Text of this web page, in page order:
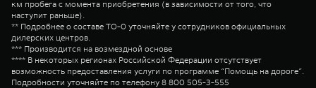
км пробега с момента приобретения (в зависимости от того, что
наступит раньше).
** Подробнее о составе ТО-0 уточняйте у сотрудников официальных
дилерских центров.
*** Производится на возмездной основе
**** В некоторых регионах Российской Федерации отсутствует
возможность предоставления услуги по программе “Помощь на дороге”.
Подробности уточняйте по телефону 8 800 505-3-555